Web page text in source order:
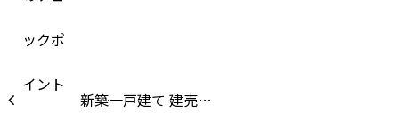
新築一戸建て 建売…